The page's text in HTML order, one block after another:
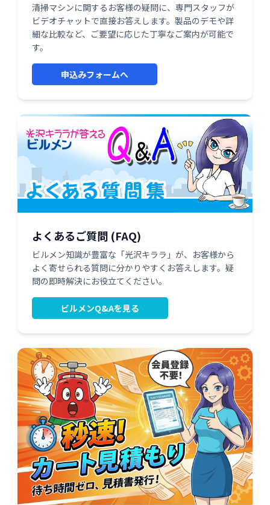
清掃マシンに関するお客様の疑問に、専門スタッフが
ビデオチャットで直接お答えします。製品のデモや詳
細な比較など、ご要望に応じた丁寧なご案内が可能で
す。
申込みフォームへ
よくあるご質問 (FAQ)
ビルメン知識が豊富な「光沢キララ」が、お客様から
よく寄せられる質問に分かりやすくお答えします。疑
問の即時解決にお役立てください。
ビルメンQ&Aを見る